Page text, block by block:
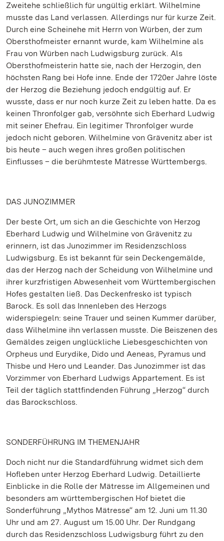
Zweitehe schließlich für ungültig erklärt. Wilhelmine
musste das Land verlassen. Allerdings nur für kurze Zeit.
Durch eine Scheinehe mit Herrn von Würben, der zum
Obersthofmeister ernannt wurde, kam Wilhelmine als
Frau von Würben nach Ludwigsburg zurück. Als
Obersthofmeisterin hatte sie, nach der Herzogin, den
höchsten Rang bei Hofe inne. Ende der 1720er Jahre löste
der Herzog die Beziehung jedoch endgültig auf. Er
wusste, dass er nur noch kurze Zeit zu leben hatte. Da es
keinen Thronfolger gab, versöhnte sich Eberhard Ludwig
mit seiner Ehefrau. Ein legitimer Thronfolger wurde
jedoch nicht geboren. Wilhelmine von Grävenitz aber ist
bis heute – auch wegen ihres großen politischen
Einflusses – die berühmteste Mätresse Württembergs.
DAS JUNOZIMMER
Der beste Ort, um sich an die Geschichte von Herzog
Eberhard Ludwig und Wilhelmine von Grävenitz zu
erinnern, ist das Junozimmer im Residenzschloss
Ludwigsburg. Es ist bekannt für sein Deckengemälde,
das der Herzog nach der Scheidung von Wilhelmine und
ihrer kurzfristigen Abwesenheit vom Württembergischen
Hofes gestalten ließ. Das Deckenfresko ist typisch
Barock. Es soll das Innenleben des Herzogs
widerspiegeln: seine Trauer und seinen Kummer darüber,
dass Wilhelmine ihn verlassen musste. Die Beiszenen des
Gemäldes zeigen unglückliche Liebesgeschichten von
Orpheus und Eurydike, Dido und Aeneas, Pyramus und
Thisbe und Hero und Leander. Das Junozimmer ist das
Vorzimmer von Eberhard Ludwigs Appartement. Es ist
Teil der täglich stattfindenden Führung „Herzog“ durch
das Barockschloss.
SONDERFÜHRUNG IM THEMENJAHR
Doch nicht nur die Standardführung widmet sich dem
Hofleben unter Herzog Eberhard Ludwig. Detaillierte
Einblicke in die Rolle der Mätresse im Allgemeinen und
besonders am württembergischen Hof bietet die
Sonderführung „Mythos Mätresse“ am 12. Juni um 11.30
Uhr und am 27. August um 15.00 Uhr. Der Rundgang
durch das Residenzschloss Ludwigsburg führt zu den